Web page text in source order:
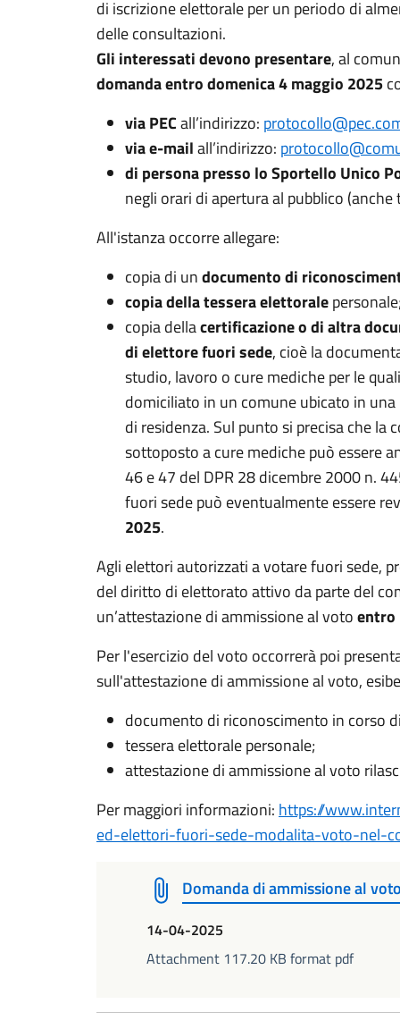
di iscrizione elettorale per un periodo di
delle consultazioni.
Gli interessati devono presentare, al
domanda entro domenica 4 maggio 2025
via PECall’indirizzo:
via e-mailall’indirizzo:
di persona presso lo Sportello Unico
negli orari di apertura al pubblico
All'istanza occorre allegare:
copia di undocumento di
copia della tessera elettorale
copia dellacertificazione o di altra
di elettore fuori sede, cioè la
studio, lavoro o cure mediche per le
domiciliato in un comune ubicato in
di residenza. Sul punto si precisa che
sottoposto a cure mediche può essere
46 e 47 del DPR 28 dicembre 2000 n.
fuori sede può eventualmente essere
2025.
Agli elettori autorizzati a votare fuori sede,
del diritto di elettorato attivo da parte del
un’attestazione di ammissione al votoentro
Per l'esercizio del voto occorrerà poi
sull'attestazione di ammissione al voto,
documento di riconoscimento in corso
tessera elettorale personale;
attestazione di ammissione al voto
Per maggiori informazioni: https://
ed-elettori-fuori-sede-modalita-voto-nel-
Domanda di ammissione al
14-04-2025
Attachment 117.20 KB format pdf